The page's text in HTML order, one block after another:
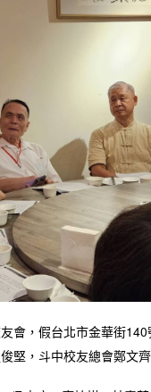
會，假台北市金華街
堅，斗中校友總會鄭文